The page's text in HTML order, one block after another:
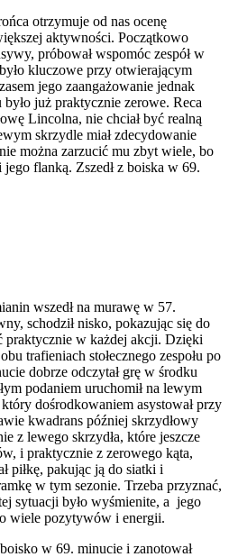
otrzymuje od nas ocenę
aktywności. Początkowo
próbował wspomóc zespół w
kluczowe przy otwierającym
jego zaangażowanie jednak
już praktycznie zerowe. Reca
Lincolna, nie chciał być realną
skrzydle miał zdecydowanie
można zarzucić mu zbyt wiele, bo
flanką. Zszedł z boiska w 69.
wszedł na murawę w 57.
schodził nisko, pokazując się do
praktycznie w każdej akcji. Dzięki
trafieniach stołecznego zespołu po
dobrze odczytał grę w środku
podaniem uruchomił na lewym
dośrodkowaniem asystował przy
kwadrans później skrzydłowy
z lewego skrzydła, które jeszcze
i praktycznie z zerowego kąta,
piłkę, pakując ją do siatki i
w tym sezonie. Trzeba przyznać,
sytuacji było wyśmienite, a jego
wiele pozytywów i energii.
w 69. minucie i zanotował